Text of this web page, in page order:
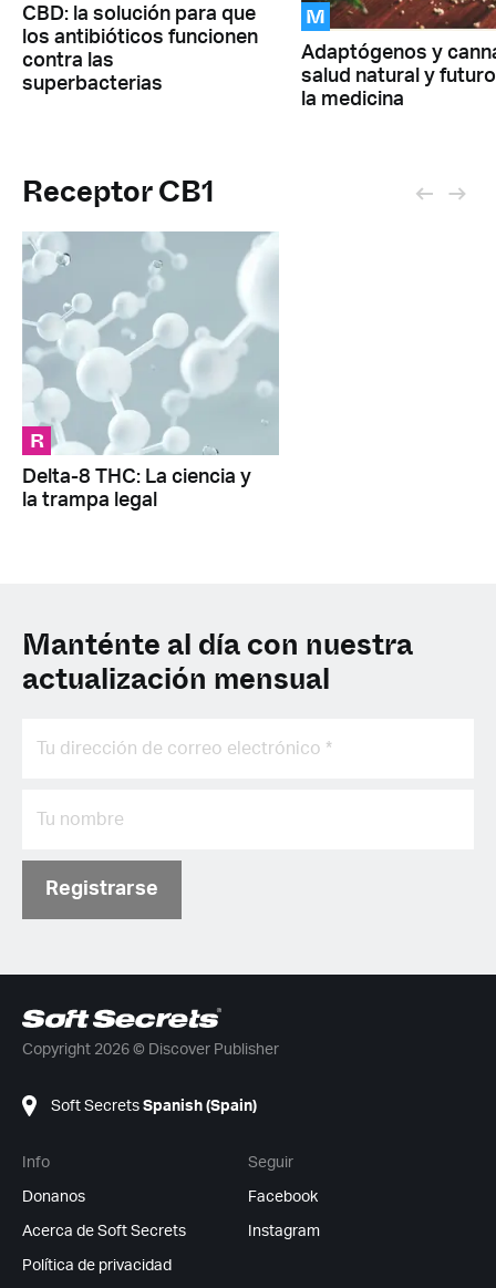
CBD: la solución para que
los antibióticos funcionen
contra las
superbacterias
M
Adaptógenos y
salud natural y
la medicina
Receptor CB1
R
Delta-8 THC: La ciencia y
la trampa legal
Manténte al día con nuestra
actualización mensual
Registrarse
Copyright 2026 © Discover Publisher
Soft Secrets Spanish (Spain)
Info
Donanos
Acerca de Soft Secrets
Política de privacidad
Seguir
Facebook
Instagram